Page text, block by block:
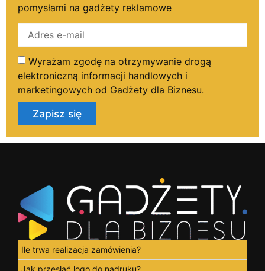
pomysłami na gadżety reklamowe
Wyrażam zgodę na otrzymywanie drogą
elektroniczną informacji handlowych i
marketingowych od Gadżety dla Biznesu.
Zapisz się
Ile trwa realizacja zamówienia?
Jak przesłać logo do nadruku?